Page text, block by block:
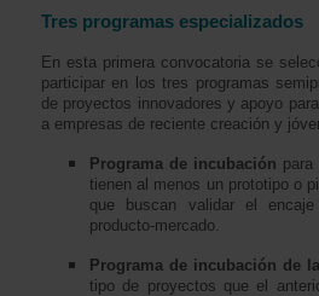
Tres programas especializados
En esta primera convocatoria se
participar en los tres programas
de proyectos innovadores y apoyo
a empresas de reciente creación y
Programa de incubación para
tienen al menos un prototipo o
que buscan validar el
producto-mercado.
Programa de incubación de
tipo de proyectos que el